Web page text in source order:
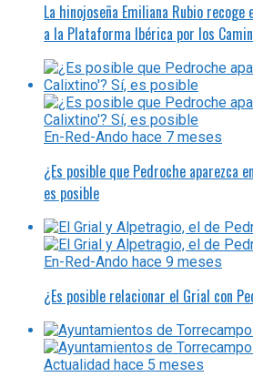
La hinojoseña Emiliana Rubio
a la Plataforma Ibérica por los
En-Red-Ando hace 7 meses
¿Es posible que Pedroche aparezca
es posible
En-Red-Ando hace 9 meses
¿Es posible relacionar el Grial con
Actualidad hace 5 meses